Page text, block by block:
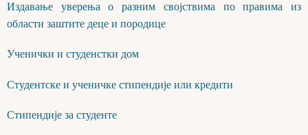
Издавање уверења о разним својствима по правима из
области заштите деце и породице
Ученички и студенстки дом
Студентске и ученичке стипендије или кредити
Стипендије за студенте